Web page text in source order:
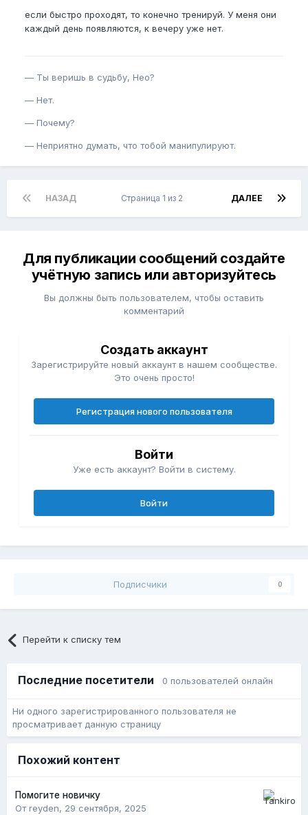
если быстро проходят, то конечно тренируй. У меня они
каждый день появляются, к вечеру уже нет.
— Ты веришь в судьбу, Нео?
— Нет.
— Почему?
— Неприятно думать, что тобой манипулируют.
НАЗАД ДАЛЕЕ
Страница 1 из 2
Для публикации сообщений создайте
учётную запись или авторизуйтесь
Вы должны быть пользователем, чтобы оставить
комментарий
Создать аккаунт
Зарегистрируйте новый аккаунт в нашем сообществе.
Это очень просто!
Регистрация нового пользователя
Войти
Уже есть аккаунт? Войти в систему.
Войти
Подписчики 0
Перейти к списку тем
Последние посетители 0 пользователей онлайн
Ни одного зарегистрированного пользователя не
просматривает данную страницу
Похожий контент
Помогите новичку
От reyden, 29 сентября, 2025